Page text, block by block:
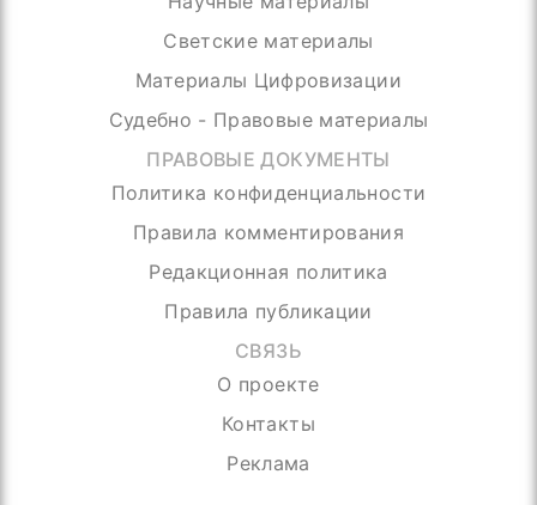
Светские материалы
Материалы Цифровизации
Судебно - Правовые материалы
ПРАВОВЫЕ ДОКУМЕНТЫ
Политика конфиденциальности
Правила комментирования
Редакционная политика
Правила публикации
СВЯЗЬ
О проекте
Контакты
Реклама